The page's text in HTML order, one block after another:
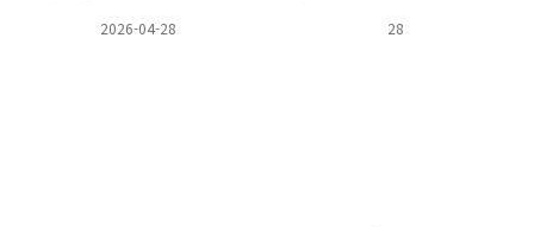
2026-04-28
28